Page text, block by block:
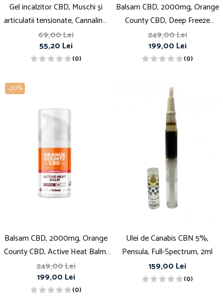
Gel incalzitor CBD, Muschi și
articulatii tensionate, Cannaline,
200mg
69,00 Lei
55,20 Lei
(0)
Balsam CBD, 2000mg, Orange
County CBD, Deep Freeze
Muscle Balm, 100ml
249,00 Lei
199,00 Lei
(0)
-20%
Balsam CBD, 2000mg, Orange
County CBD, Active Heat Balm,
100ml
249,00 Lei
199,00 Lei
(0)
Ulei de Canabis CBN 5%,
Pensula, Full-Spectrum, 2ml
159,00 Lei
(0)